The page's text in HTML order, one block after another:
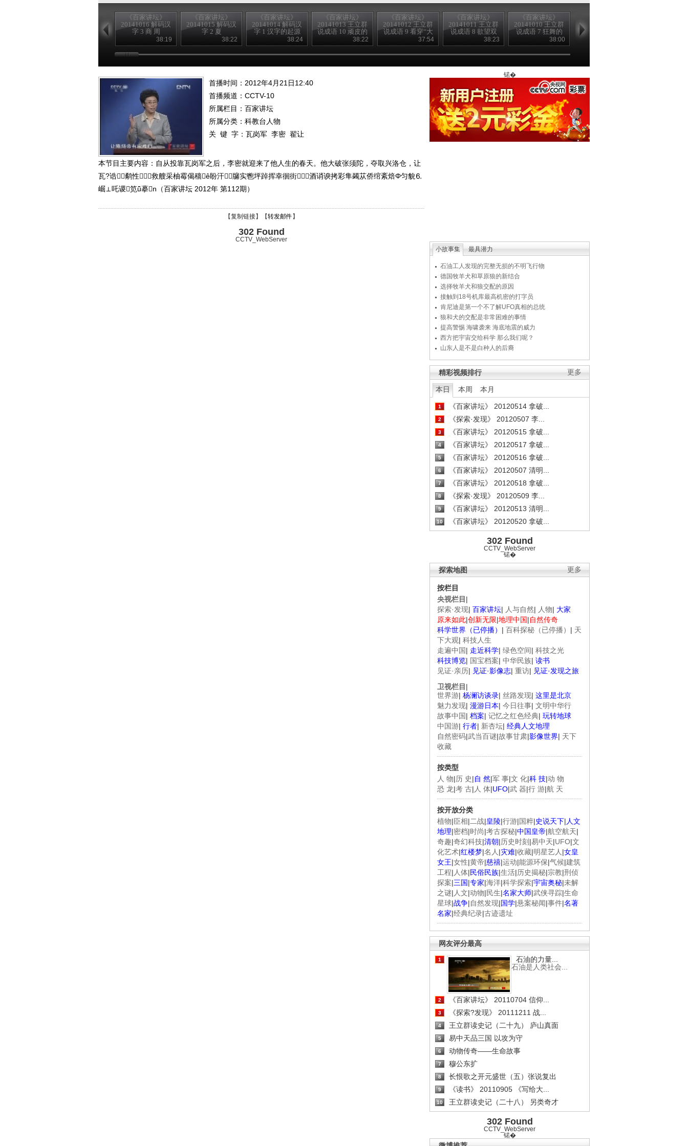
《百家讲坛》
20141016 解码汉
字 3 商 周
38:19
《百家讲坛》
20141015 解码汉
字 2 夏
38:22
《百家讲坛》
20141014 解码汉
字 1 汉字的起源
38:24
《百家讲坛》
20141013 王立群
说成语 10 顽皮的
38:22
《百家讲坛》
20141012 王立群
说成语 9 看穿“大
师”的骗局37:54
《百家讲坛》
20141011 王立群
说成语 8 欲望双
38:23
《百家讲坛》
20141010 王立群
说成语 7 狂舞的
38:00
20141009 王立群
说成语 6 “饭”中
首播时间：2012年4月21日12:40
首播频道： CCTV-10
所属栏目： 百家讲坛
所属分类：科教台人物
关 键 字： 瓦岗军 李密 翟让
本节目主要内容：自从投靠瓦岗军之后，李密就迎来了他人生的春天。他大破张须陀，夺取兴洛仓，让
瓦?诰鹬性救艘采柚霉偈穑ê盼汗牖实鬯坪踔挥幸徊街！１酒诮谀拷彩隼蠲苁侨绾紊焙Φ匀貌⒍
崛⊥吒谡笕ǖ摹n（百家讲坛 2012年 第112期）
【复制链接】【转发邮件 】
302 Found
CCTV_WebServer
锘�
小故事集 最具潜力
石油工人发现的完整无损的不明飞行物
德国牧羊犬和草原狼的新结合
选择牧羊犬和狼交配的原因
接触到18号机库最高机密的打字员
肯尼迪是第一个不了解UFO真相的总统
狼和犬的交配是非常困难的事情
提高警惕 海啸袭来 海底地震的威力
西方把宇宙交给科学 那么我们呢？
山东人是不是白种人的后裔
更多
精彩视频排行
本日 本周 本月
1 《百家讲坛》 20120514 拿破...
2 《探索·发现》 20120507 李...
3 《百家讲坛》 20120515 拿破...
4 《百家讲坛》 20120517 拿破...
5 《百家讲坛》 20120516 拿破...
6 《百家讲坛》 20120507 清明...
7 《百家讲坛》 20120518 拿破...
8 《探索·发现》 20120509 李...
9 《百家讲坛》 20120513 清明...
10 《百家讲坛》 20120520 拿破...
302 Found
CCTV_WebServer
锘�
更多
探索地图
按栏目
央视栏目 |
探索·发现| 百家讲坛| 人与自然| 人物| 大家
原来如此|创新无限|地理中国|自然传奇
科学世界（已停播） | 百科探秘（已停播） | 天
下大观| 科技人生
走遍中国| 走近科学| 绿色空间| 科技之光
科技博览| 国宝档案| 中华民族| 读书
见证·亲历| 见证·影像志| 重访| 见证·发现之旅
卫视栏目 |
世界游| 杨澜访谈录| 丝路发现| 这里是北京
魅力发现| 漫游日本| 今日往事| 文明中华行
故事中国| 档案| 记忆之红色经典| 玩转地球
中国游| 行者| 新杏坛| 经典人文地理
自然密码|武当百谜|故事甘肃|影像世界| 天下
收藏
按类型
人 物|历 史|自 然|军 事|文 化|科 技|动 物
恐 龙|考 古| 人 体|UFO|武 器|行 游|航 天
按开放分类
植物|臣相|二战|皇陵|行游|国粹|史说天下| 人文
地理|密档|时尚|考古探秘|中国皇帝|航空航天|
奇趣|奇幻科技|清朝|历史时刻 |易中天|UFO|文
化艺术|红楼梦|名人 |灾难|收藏|明星艺人 |女皇
女王|女性|黄帝|慈禧|运动|能源环保|气候|建筑
工程| 人体|民俗民族|生活|历史揭秘|宗教|刑侦
探案|三国|专家|海洋|科学探索|宇宙奥秘|未解
之谜| 人文|动物|民生|名家大师|武侠寻踪|生命
星球|战争|自然发现|国学|悬案秘闻|事件|名著
名家|经典纪录|古迹遗址
网友评分最高
1
石油的力量...
石油是人类社会...
2 《百家讲坛》 20110704 信仰...
3 《探索?发现》 20111211 战...
4 王立群读史记（二十九） 庐山真面
5 易中天品三国 以攻为守
6 动物传奇——生命故事
7 穆公东扩
8 长恨歌之开元盛世（五）张说复出
9 《读书》 20110905 《写给大...
10 王立群读史记（二十八） 另类奇才
302 Found
CCTV_WebServer
锘�